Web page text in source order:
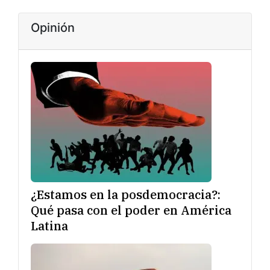
Opinión
¿Estamos en la posdemocracia?:
Qué pasa con el poder en América
Latina